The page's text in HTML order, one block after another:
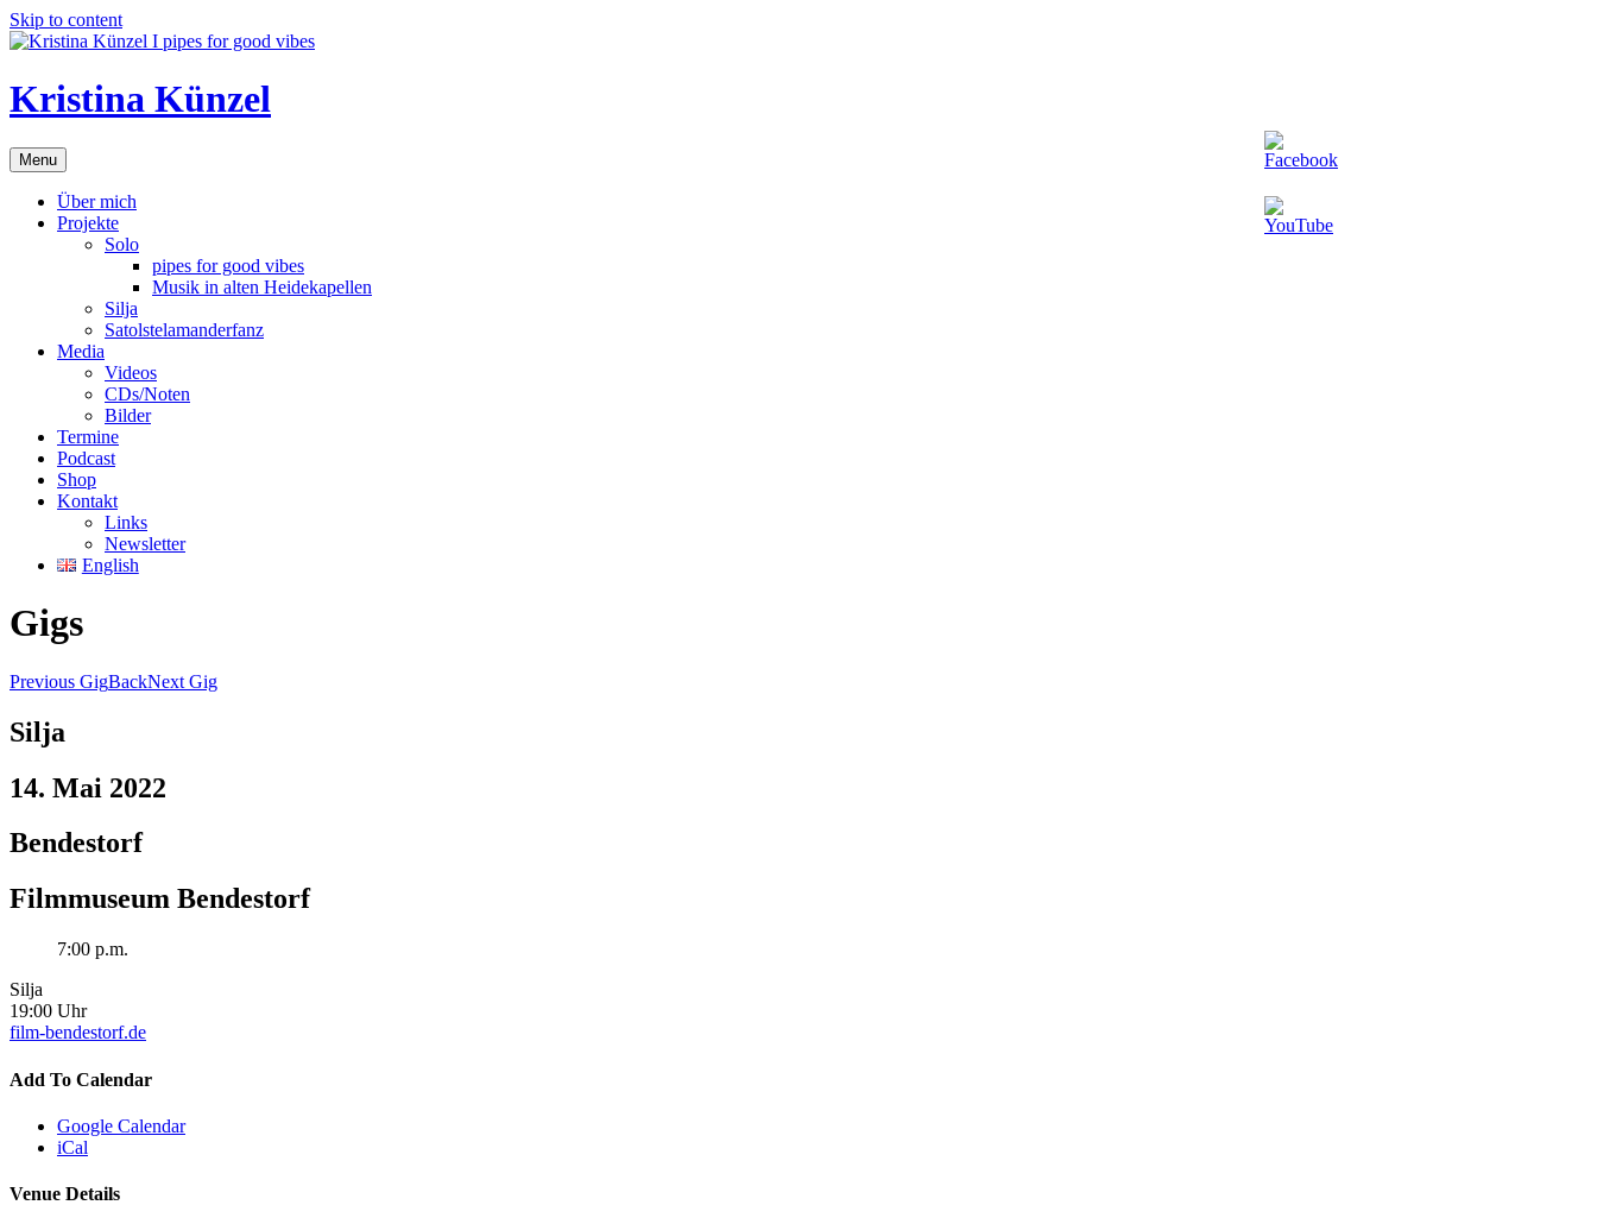
Skip to content
Kristina Künzel
Menu
Über mich
Projekte
Solo
pipes for good vibes
Musik in alten Heidekapellen
Silja
Satolstelamanderfanz
Media
Videos
CDs/Noten
Bilder
Termine
Podcast
Shop
Kontakt
Links
Newsletter
English
Gigs
Previous GigBackNext Gig
Silja
14. Mai 2022
Bendestorf
Filmmuseum Bendestorf
7:00 p.m.
Silja
19:00 Uhr
film-bendestorf.de
Add To Calendar
Google Calendar
iCal
Venue Details